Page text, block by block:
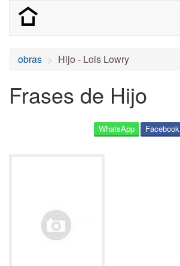
obras Hijo - Lois Lowry
Frases de Hijo
Facebook
WhatsApp